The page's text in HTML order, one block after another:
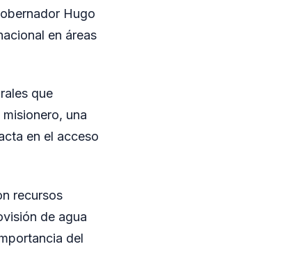
Hugo
en áreas
que
una
en el acceso
recursos
de agua
del